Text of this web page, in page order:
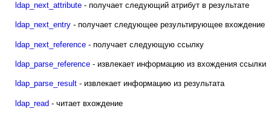
ldap_next_attribute - получает следующий атрибут в результате
ldap_next_entry - получает следующее результирующее вхождение
ldap_next_reference - получает следующую ссылку
ldap_parse_reference - извлекает информацию из вхождения ссылки
ldap_parse_result - извлекает информацию из результата
ldap_read - читает вхождение